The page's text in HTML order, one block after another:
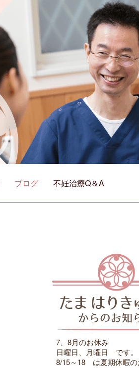
ブログ 不妊治療Q＆A
7、8月のお休み
日曜日、月曜日 です。
8/15～18 は夏期休暇の